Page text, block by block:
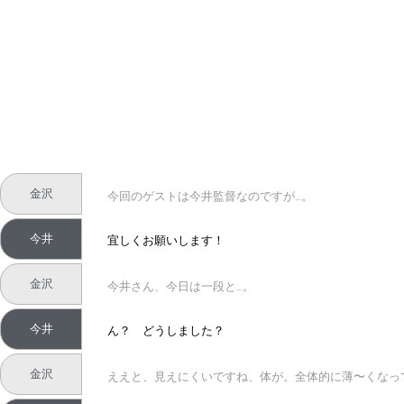
金沢 今回のゲストは今井監督なのですが…。
今井 宜しくお願いします！
金沢 今井さん、今日は一段と…。
今井 ん？ どうしました？
金沢 ええと、見えにくいですね、体が。全体的に薄〜くなっ